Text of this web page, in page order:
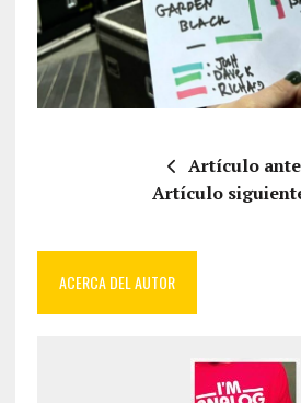
Artículo
Artículo
ACERCA DEL AUTOR